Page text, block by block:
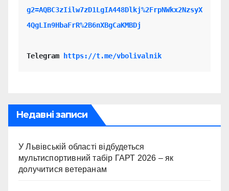
g2=AQBC3zIilw7zD1LgIA448Dlkj%2FrpNWkx2NzsyX
4QgLIn9HbaFrR%2B6nXBgCaKMBDj
Telegram https://t.me/vbolivalnik
Недавні записи
У Львівській області відбудеться
мультиспортивний табір ГАРТ 2026 – як
долучитися ветеранам